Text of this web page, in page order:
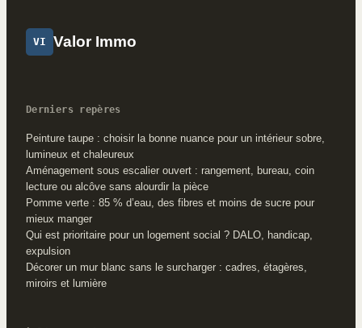
VI Valor Immo
Derniers repères
Peinture taupe : choisir la bonne nuance pour un intérieur sobre,
lumineux et chaleureux
Aménagement sous escalier ouvert : rangement, bureau, coin
lecture ou alcôve sans alourdir la pièce
Pomme verte : 85 % d’eau, des fibres et moins de sucre pour
mieux manger
Qui est prioritaire pour un logement social ? DALO, handicap,
expulsion
Décorer un mur blanc sans le surcharger : cadres, étagères,
miroirs et lumière